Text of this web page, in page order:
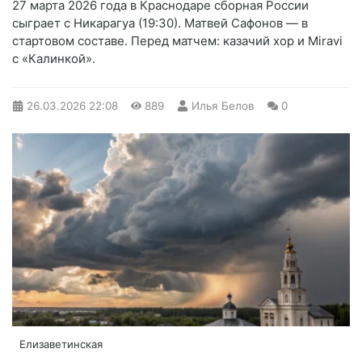
27 марта 2026 года в Краснодаре сборная России
сыграет с Никарагуа (19:30). Матвей Сафонов — в
стартовом составе. Перед матчем: казачий хор и Miravi
с «Калинкой».
26.03.2026 22:08 889 Илья Белов 0
Елизаветинская